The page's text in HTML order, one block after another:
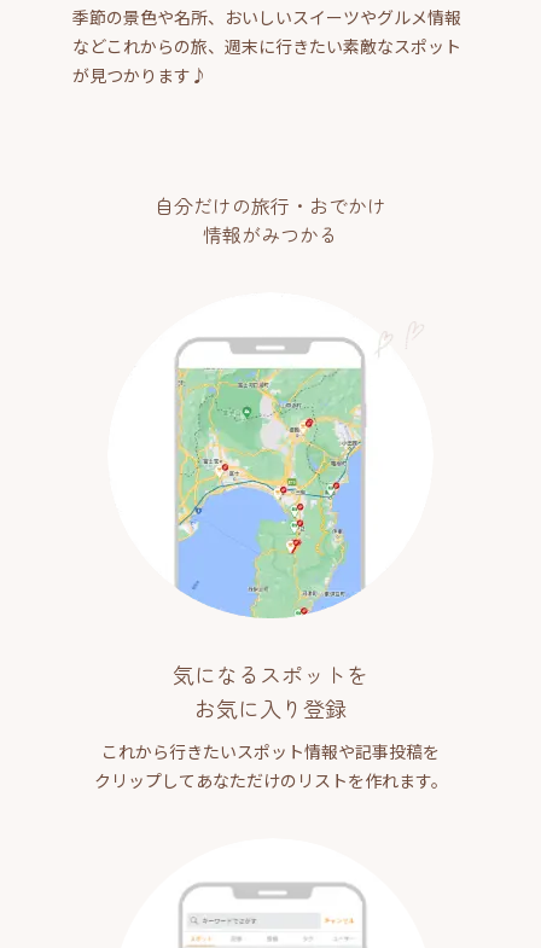
季節の景色や名所、おいしいスイーツやグルメ情報
などこれからの旅、週末に行きたい素敵なスポット
が見つかります♪
自分だけの旅行・おでかけ
情報がみつかる
気になるスポットを
お気に入り登録
これから行きたいスポット情報や記事投稿を
クリップしてあなただけのリストを作れます。